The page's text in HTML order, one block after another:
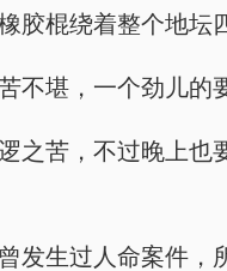
棍绕着整个地坛
不堪，一个劲儿的
之苦，不过晚上也
发生过人命案件